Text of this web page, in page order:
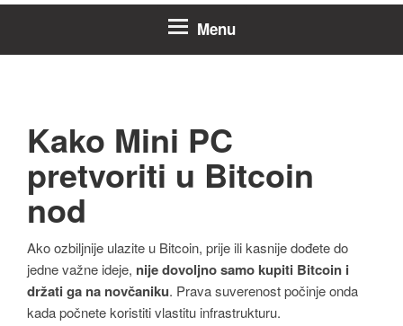
Menu
Kako Mini PC
pretvoriti u Bitcoin
nod
Ako ozbiljnije ulazite u Bitcoin, prije ili kasnije dođete do
jedne važne ideje, nije dovoljno samo kupiti Bitcoin i
držati ga na novčaniku. Prava suverenost počinje onda
kada počnete koristiti vlastitu infrastrukturu.